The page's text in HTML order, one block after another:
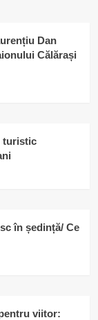
Dan
Călărași
turistic
în ședință/ Ce
viitor: